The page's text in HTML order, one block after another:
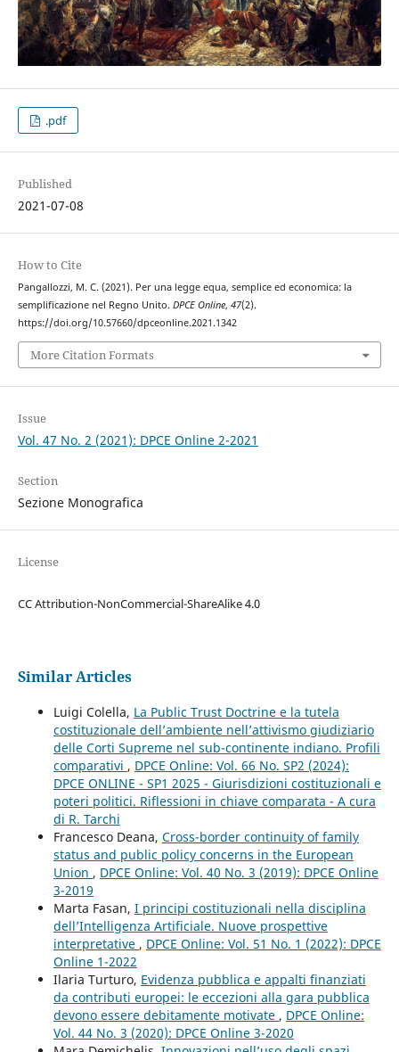
.pdf
Published
2021-07-08
How to Cite
Pangallozzi, M. C. (2021). Per una legge equa, semplice ed economica: la
semplificazione nel Regno Unito. DPCE Online, 47(2).
https://doi.org/10.57660/dpceonline.2021.1342
More Citation Formats
Issue
Vol. 47 No. 2 (2021): DPCE Online 2-2021
Section
Sezione Monografica
License
CC Attribution-NonCommercial-ShareAlike 4.0
Similar Articles
Luigi Colella, La Public Trust Doctrine e la tutela
costituzionale dell’ambiente nell’attivismo giudiziario
delle Corti Supreme nel sub-continente indiano. Profili
comparativi , DPCE Online: Vol. 66 No. SP2 (2024):
DPCE ONLINE - SP1 2025 - Giurisdizioni costituzionali e
poteri politici. Riflessioni in chiave comparata - A cura
di R. Tarchi
Francesco Deana, Cross-border continuity of family
status and public policy concerns in the European
Union , DPCE Online: Vol. 40 No. 3 (2019): DPCE Online
3-2019
Marta Fasan, I principi costituzionali nella disciplina
dell’Intelligenza Artificiale. Nuove prospettive
interpretative , DPCE Online: Vol. 51 No. 1 (2022): DPCE
Online 1-2022
Ilaria Turturo, Evidenza pubblica e appalti finanziati
da contributi europei: le eccezioni alla gara pubblica
devono essere debitamente motivate , DPCE Online:
Vol. 44 No. 3 (2020): DPCE Online 3-2020